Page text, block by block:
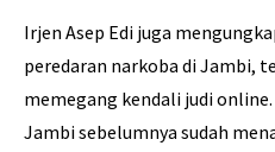
Irjen Asep Edi juga
peredaran narkoba di Jambi,
memegang kendali judi
Jambi sebelumnya sudah